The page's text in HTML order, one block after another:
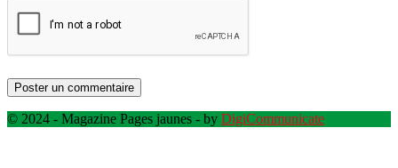
© 2024 - Magazine Pages jaunes - by DigiCommunicate